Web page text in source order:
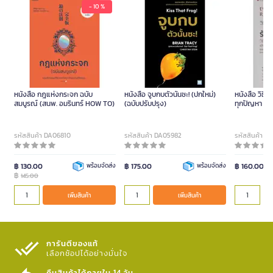
- 10 %
หนังสือ กฎแห่งกระจก ฉบับ
สมบูรณ์ (สนพ. อมรินทร์ HOW TO)
รหัสสินค้า DA06810
฿ 130.00
฿ 145.00
พร้อมจัดส่ง
เพิ่มสินค้า
หนังสือ จูบกบตัวนั้นซะ! (ปกใหม่)
(ฉบับปรับปรุง)
รหัสสินค้า DA05982
฿ 175.00 พร้อมจัดส่ง
เพิ่มสินค้า
หนังสือ วิธีฝึ
ทุกปัญหา
รหัสสินค้า
฿ 160.00
การันตีของแท้
เลือกช้อปได้อย่างมั่นใจ​